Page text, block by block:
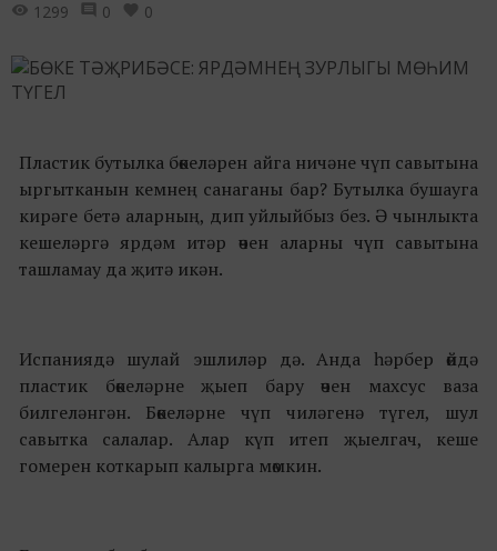
1299 0 0
Пластик бутылка бөкеләрен айга ничәне чүп савытына
ыргытканын кемнең санаганы бар? Бутылка бушауга
кирәге бетә аларның, дип уйлыйбыз без. Ә чынлыкта
кешеләргә ярдәм итәр өчен аларны чүп савытына
ташламау да җитә икән.
Испаниядә шулай эшлиләр дә. Анда һәрбер өйдә
пластик бөкеләрне җыеп бару өчен махсус ваза
билгеләнгән. Бөкеләрне чүп чиләгенә түгел, шул
савытка салалар. Алар күп итеп җыелгач, кеше
гомерен коткарып калырга мөмкин.